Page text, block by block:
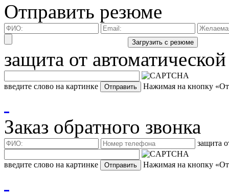
Отправить резюме
защита от
введите слово на картинке Нажимая на кнопку
Заказ обратного звонка
защита
введите слово на картинке Нажимая на кнопку